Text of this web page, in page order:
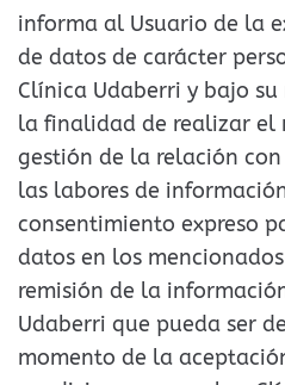
informa al Usuario de la
de datos de carácter
Clínica Udaberri y bajo
la finalidad de realizar el
gestión de la relación
las labores de
consentimiento expreso
datos en los
remisión de la
Udaberri que pueda ser
momento de la